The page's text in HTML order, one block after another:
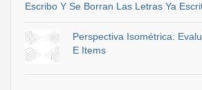
Escribo Y Se Borran Las Letras Ya
Perspectiva Isométrica:
E Items